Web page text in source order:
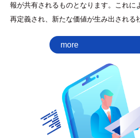
報が共有されるものとなります。これに
再定義され、新たな価値が生み出される
more